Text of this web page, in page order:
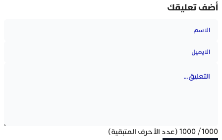
أضف تعليقك
1000
/
1000 (عدد الأحرف المتبقية)